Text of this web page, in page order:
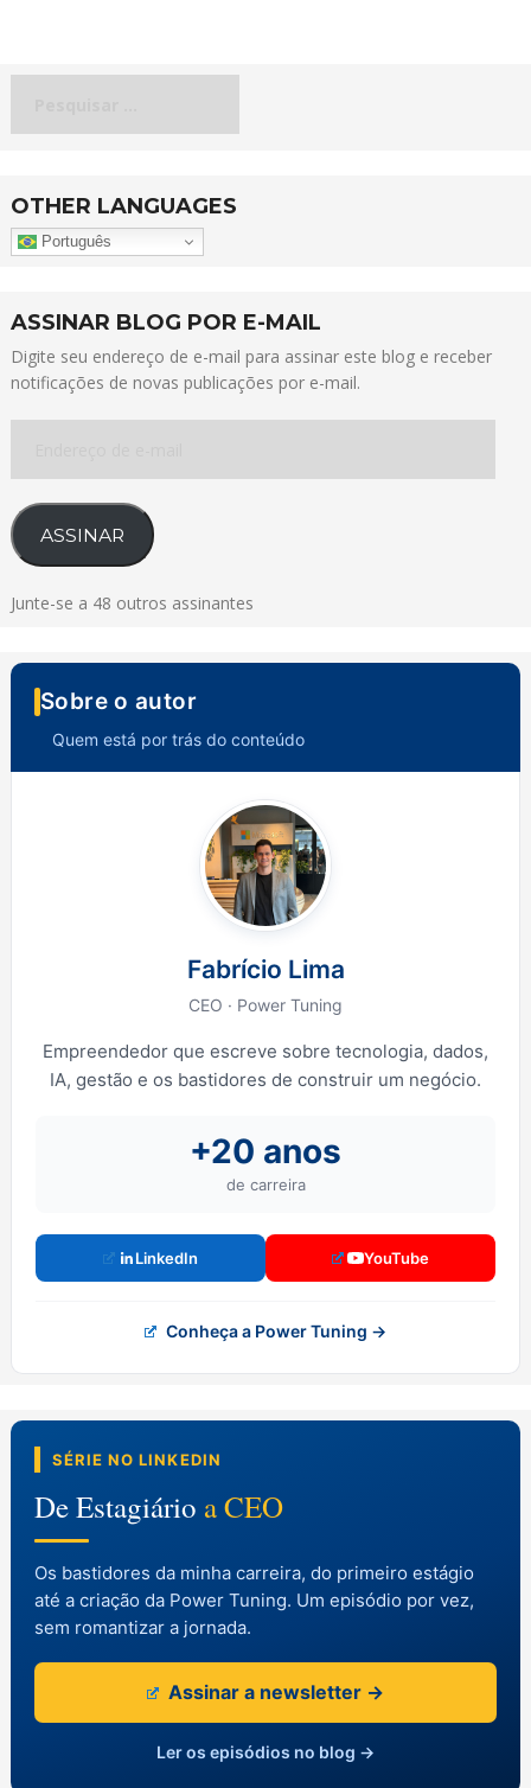
OTHER LANGUAGES
Português
ASSINAR BLOG POR E-MAIL
Digite seu endereço de e-mail para assinar este blog e receber
notificações de novas publicações por e-mail.
e-
mail
ASSINAR
Junte-se a 48 outros assinantes
Sobre o autor
Quem está por trás do conteúdo
Fabrício Lima
CEO · Power Tuning
Empreendedor que escreve sobre tecnologia, dados,
IA, gestão e os bastidores de construir um negócio.
+20 anos
de carreira
LinkedIn YouTube
Conheça a Power Tuning →
SÉRIE NO LINKEDIN
De Estagiário a CEO
Os bastidores da minha carreira, do primeiro estágio
até a criação da Power Tuning. Um episódio por vez,
sem romantizar a jornada.
Assinar a newsletter →
Ler os episódios no blog →